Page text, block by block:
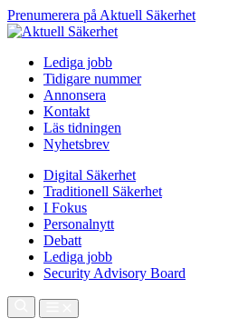
Prenumerera på Aktuell Säkerhet
Lediga jobb
Tidigare nummer
Annonsera
Kontakt
Läs tidningen
Nyhetsbrev
Digital Säkerhet
Traditionell Säkerhet
I Fokus
Personalnytt
Debatt
Lediga jobb
Security Advisory Board